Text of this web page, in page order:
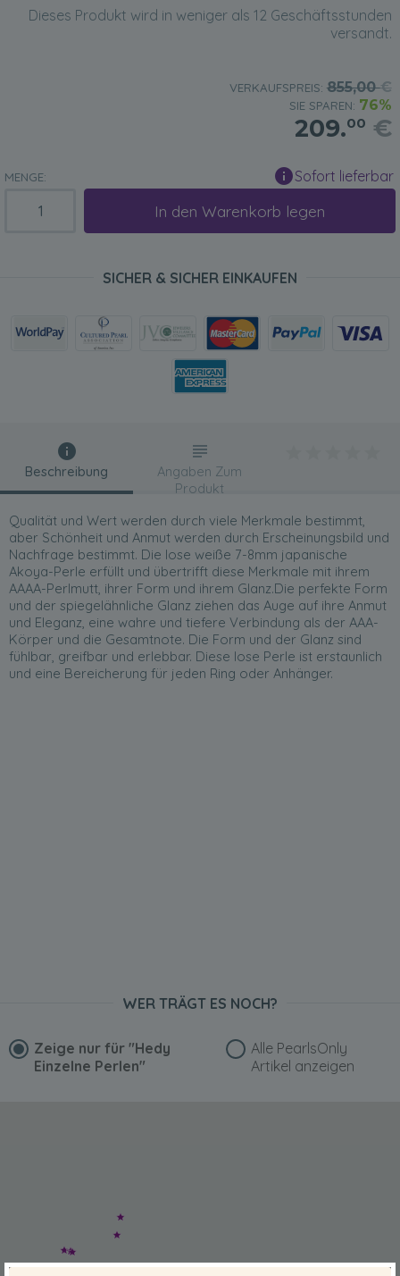
Dieses Produkt wird in weniger als 12 Geschäftsstunden
versandt.
VERKAUFSPREIS: 855,00€
SIE SPAREN: 76%
209.00 €
MENGE: Sofort lieferbar
In den Warenkorb legen
SICHER & SICHER EINKAUFEN
Beschreibung
Qualität und Wert werden durch viele Merkmale bestimmt,
aber Schönheit und Anmut werden durch Erscheinungsbild und
Nachfrage bestimmt. Die lose weiße 7-8mm japanische
Akoya-Perle erfüllt und übertrifft diese Merkmale mit ihrem
AAAA-Perlmutt, ihrer Form und ihrem Glanz.Die perfekte Form
und der spiegelähnliche Glanz ziehen das Auge auf ihre Anmut
und Eleganz, eine wahre und tiefere Verbindung als der AAA-
Körper und die Gesamtnote. Die Form und der Glanz sind
fühlbar, greifbar und erlebbar. Diese lose Perle ist erstaunlich
und eine Bereicherung für jeden Ring oder Anhänger.
Angaben Zum
Produkt
WER TRÄGT ES NOCH?
Zeige nur für "Hedy
Einzelne Perlen"
Alle PearlsOnly
Artikel anzeigen